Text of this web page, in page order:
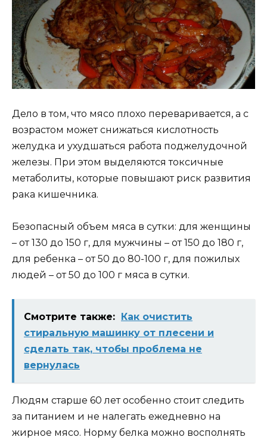
Дело в том, что мясо плохо переваривается, а с
возрастом может снижаться кислотность
желудка и ухудшаться работа поджелудочной
железы. При этом выделяются токсичные
метаболиты, которые повышают риск развития
рака кишечника.
Безопасный объем мяса в сутки: для женщины
– от 130 до 150 г, для мужчины – от 150 до 180 г,
для ребенка – от 50 до 80-100 г, для пожилых
людей – от 50 до 100 г мяса в сутки.
Смотрите также: Как очистить
стиральную машинку от плесени и
сделать так, чтобы проблема не
вернулась
Людям старше 60 лет особенно стоит следить
за питанием и не налегать ежедневно на
жирное мясо. Норму белка можно восполнять